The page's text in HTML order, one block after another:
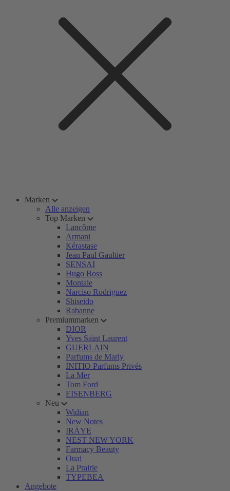
Marken
Alle anzeigen
Top Marken
Lancôme
Armani
Kérastase
Jean Paul Gaultier
SENSAI
Hugo Boss
Montale
Narciso Rodriguez
Shiseido
Rabanne
Premiummarken
DIOR
Yves Saint Laurent
GUERLAIN
Parfums de Marly
INITIO Parfums Privés
La Mer
Tom Ford
EISENBERG
Neu
Widian
New Notes
IRÄYE
NEST NEW YORK
Farmacy Beauty
Ouai
La Prairie
TYPEBEA
Angebote